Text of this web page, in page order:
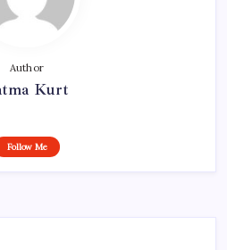
Author
Kurt
Follow Me